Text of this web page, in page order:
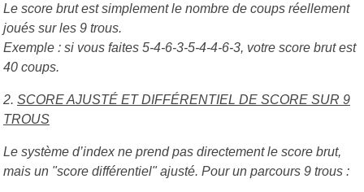
Le score brut est simplement le nombre de coups réellement
joués sur les 9 trous.
Exemple : si vous faites 5-4-6-3-5-4-4-6-3, votre score brut est
40 coups.
2. SCORE AJUSTÉ ET DIFFÉRENTIEL DE SCORE SUR 9
TROUS
Le système d’index ne prend pas directement le score brut,
mais un "score différentiel" ajusté. Pour un parcours 9 trous :